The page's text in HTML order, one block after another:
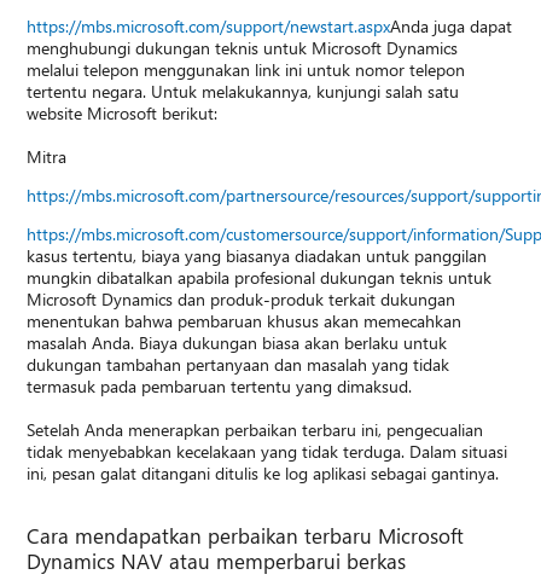
https://mbs.microsoft.com/support/newstart.aspxAnda juga dapat
menghubungi dukungan teknis untuk Microsoft Dynamics
melalui telepon menggunakan link ini untuk nomor telepon
tertentu negara. Untuk melakukannya, kunjungi salah satu
website Microsoft berikut:
Mitra
https://mbs.microsoft.com/partnersource/resources/support/
https://mbs.microsoft.com/customersource/support/information/
kasus tertentu, biaya yang biasanya diadakan untuk panggilan
mungkin dibatalkan apabila profesional dukungan teknis untuk
Microsoft Dynamics dan produk-produk terkait dukungan
menentukan bahwa pembaruan khusus akan memecahkan
masalah Anda. Biaya dukungan biasa akan berlaku untuk
dukungan tambahan pertanyaan dan masalah yang tidak
termasuk pada pembaruan tertentu yang dimaksud.
Setelah Anda menerapkan perbaikan terbaru ini, pengecualian
tidak menyebabkan kecelakaan yang tidak terduga. Dalam situasi
ini, pesan galat ditangani ditulis ke log aplikasi sebagai gantinya.
Cara mendapatkan perbaikan terbaru Microsoft
Dynamics NAV atau memperbarui berkas